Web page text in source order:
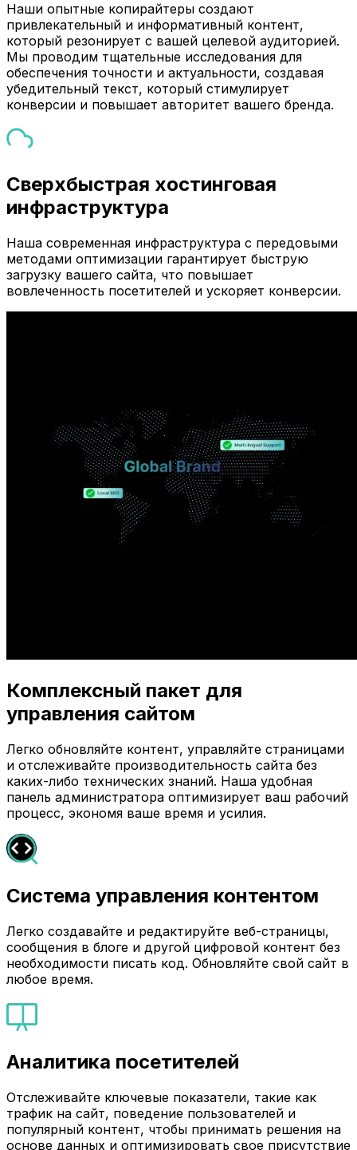
Наши опытные копирайтеры создают
привлекательный и информативный контент,
который резонирует с вашей целевой аудиторией.
Мы проводим тщательные исследования для
обеспечения точности и актуальности, создавая
убедительный текст, который стимулирует
конверсии и повышает авторитет вашего бренда.
Сверхбыстрая хостинговая
инфраструктура
Наша современная инфраструктура с передовыми
методами оптимизации гарантирует быструю
загрузку вашего сайта, что повышает
вовлеченность посетителей и ускоряет конверсии.
Комплексный пакет для
управления сайтом
Легко обновляйте контент, управляйте страницами
и отслеживайте производительность сайта без
каких-либо технических знаний. Наша удобная
панель администратора оптимизирует ваш рабочий
процесс, экономя ваше время и усилия.
Система управления контентом
Легко создавайте и редактируйте веб-страницы,
сообщения в блоге и другой цифровой контент без
необходимости писать код. Обновляйте свой сайт в
любое время.
Аналитика посетителей
Отслеживайте ключевые показатели, такие как
трафик на сайт, поведение пользователей и
популярный контент, чтобы принимать решения на
основе данных и оптимизировать свое присутствие